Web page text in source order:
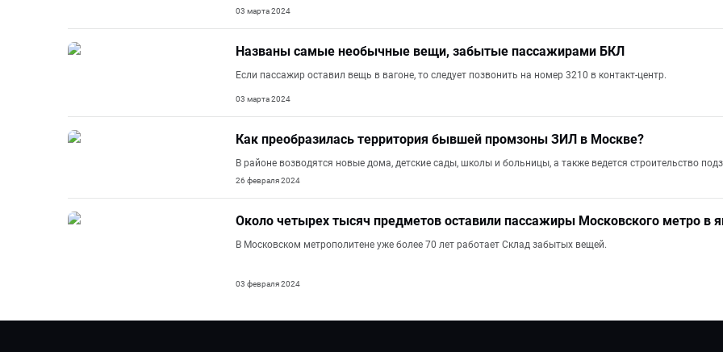
03 марта 2024
Названы самые необычные вещи, забытые пассажирами БКЛ
Если пассажир оставил вещь в вагоне, то следует позвонить на номер 3210 в контакт-центр.
03 марта 2024
Как преобразилась территория бывшей промзоны ЗИЛ в Москве?
В районе возводятся новые дома, детские сады, школы и больницы, а также ведется строительство
26 февраля 2024
Около четырех тысяч предметов оставили пассажиры Московского метро в
В Московском метрополитене уже более 70 лет работает Склад забытых вещей.
03 февраля 2024